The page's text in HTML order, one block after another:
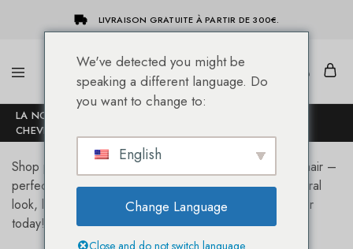
LIVRAISON GRATUITE À PARTIR DE 300€.
She-
Socap
Extensions
LA NOUVELLE BOUTIQUE EN LIGNE DES EXTENSIONS DE
CHEVEUX SHE® !
Shop premium hair wefts made from 100% real human hair –
perfect for sew-in, weave, or custom applications. Natural
look, long-lasting quality, trusted by salon experts. Order
today!
We've detected you might be
speaking a different language. Do
you want to change to:
English
Change Language
Close and do not switch language